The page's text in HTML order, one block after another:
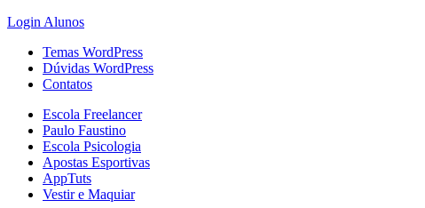
Login Alunos
Temas WordPress
Dúvidas WordPress
Contatos
Escola Freelancer
Paulo Faustino
Escola Psicologia
Apostas Esportivas
AppTuts
Vestir e Maquiar